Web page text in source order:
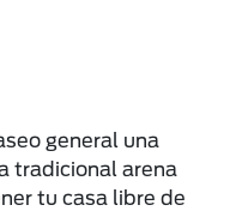
general una
tradicional arena
tu casa libre de